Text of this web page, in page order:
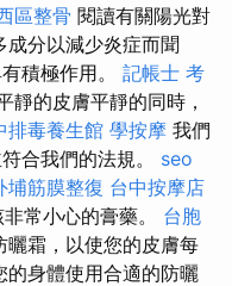
區整骨 閱讀有關陽光對
分以減少炎症而聞
積極作用。 記帳士 考
靜的皮膚平靜的同時，
排毒養生館 學按摩 我們
合我們的法規。 seo
埔筋膜整復 台中按摩店
常小心的膏藥。 台胞
霜，以使您的皮膚每
的身體使用合適的防曬